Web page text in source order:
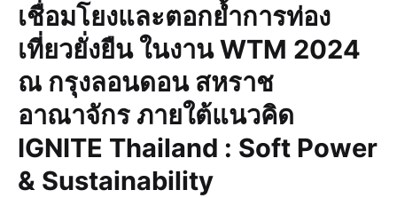
เชื่อมโยงและตอกย้ำการท่อง
เที่ยวยั่งยืน ในงาน WTM 2024
ณ กรุงลอนดอน สหราช
อาณาจักร ภายใต้แนวคิด
IGNITE Thailand : Soft Power
& Sustainability